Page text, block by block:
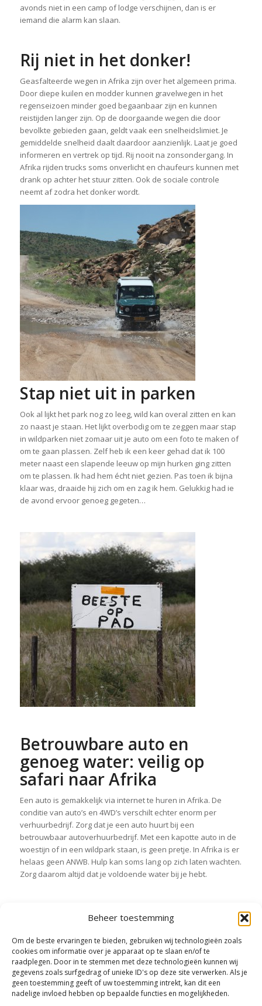
Beheer toestemming
Om de beste ervaringen te bieden, gebruiken wij technologieën zoals
cookies om informatie over je apparaat op te slaan en/of te
raadplegen. Door in te stemmen met deze technologieën kunnen wij
gegevens zoals surfgedrag of unieke ID's op deze site verwerken. Als je
geen toestemming geeft of uw toestemming intrekt, kan dit een
nadelige invloed hebben op bepaalde functies en mogelijkheden.
avonds niet in een camp of lodge verschijnen, dan is er
iemand die alarm kan slaan.
Rij niet in het donker!
Geasfalteerde wegen in Afrika zijn over het algemeen prima.
Door diepe kuilen en modder kunnen gravelwegen in het
regenseizoen minder goed begaanbaar zijn en kunnen
reistijden langer zijn. Op de doorgaande wegen die door
bevolkte gebieden gaan, geldt vaak een snelheidslimiet. Je
gemiddelde snelheid daalt daardoor aanzienlijk. Laat je goed
informeren en vertrek op tijd. Rij nooit na zonsondergang. In
Afrika rijden trucks soms onverlicht en chaufeurs kunnen met
drank op achter het stuur zitten. Ook de sociale controle
neemt af zodra het donker wordt.
Stap niet uit in parken
Ook al lijkt het park nog zo leeg, wild kan overal zitten en kan
zo naast je staan. Het lijkt overbodig om te zeggen maar stap
in wildparken niet zomaar uit je auto om een foto te maken of
om te gaan plassen. Zelf heb ik een keer gehad dat ik 100
meter naast een slapende leeuw op mijn hurken ging zitten
om te plassen. Ik had hem écht niet gezien. Pas toen ik bijna
klaar was, draaide hij zich om en zag ik hem. Gelukkig had ie
de avond ervoor genoeg gegeten…
Betrouwbare auto en
genoeg water: veilig op
safari naar Afrika
Een auto is gemakkelijk via internet te huren in Afrika. De
conditie van auto’s en 4WD’s verschilt echter enorm per
verhuurbedrijf. Zorg dat je een auto huurt bij een
betrouwbaar autoverhuurbedrijf. Met een kapotte auto in de
woestijn of in een wildpark staan, is geen pretje. In Afrika is er
helaas geen ANWB. Hulp kan soms lang op zich laten wachten.
Zorg daarom altijd dat je voldoende water bij je hebt.